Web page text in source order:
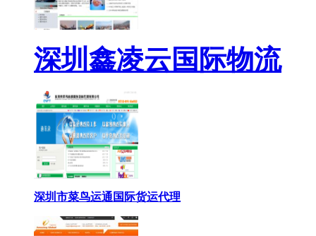
深圳鑫凌云国际物流
深圳市菜鸟运通国际货运代理